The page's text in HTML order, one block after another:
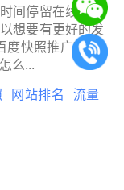
间停留在线下运
想要有更好的发
度快照推广)。那
么...
网站排名 流量